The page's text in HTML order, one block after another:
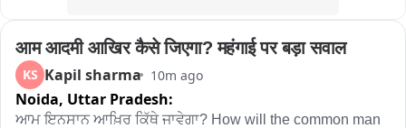
आम आदमी आखिर कैसे जिएगा? महंगाई पर बड़ा सवाल
KS Kapil sharma 10m ago
Noida, Uttar Pradesh:
ਆਮ ਇਨਸਾਨ ਆਖ਼ਿਰ ਕਿੱਥੇ ਜਾਵੇਗਾ? How will the common man